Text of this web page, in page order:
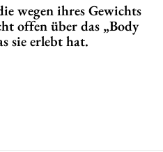
wegen ihres Gewichts
offen über das „Body
sie erlebt hat.